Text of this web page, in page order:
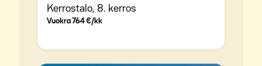
Kerrostalo, 8. kerros
Vuokra764 €/kk